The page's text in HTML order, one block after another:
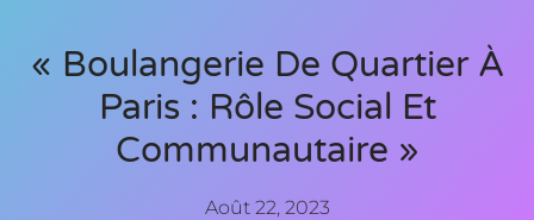
« Boulangerie De Quartier À
Paris : Rôle Social Et
Communautaire »
Août 22, 2023